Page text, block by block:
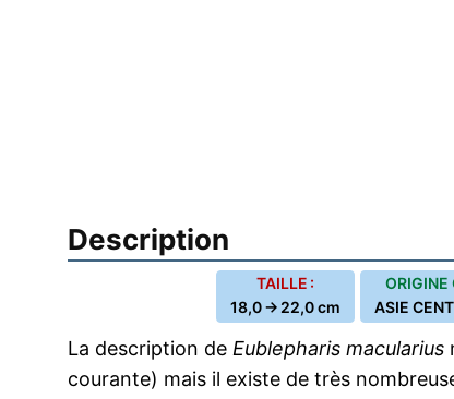
Description
TAILLE :
18,0 → 22,0 cm
ORIGINE
ASIE
La description de Eublepharis macularius
courante) mais il existe de très